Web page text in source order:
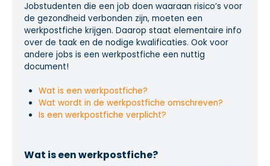
Jobstudenten die een job doen waaraan risico’s voor
de gezondheid verbonden zijn, moeten een
werkpostfiche krijgen. Daarop staat elementaire info
over de taak en de nodige kwalificaties. Ook voor
andere jobs is een werkpostfiche een nuttig
document!
Wat is een werkpostfiche?
Wat wordt in de werkpostfiche omschreven?
Is een werkpostfiche verplicht?
Wat is een werkpostfiche?